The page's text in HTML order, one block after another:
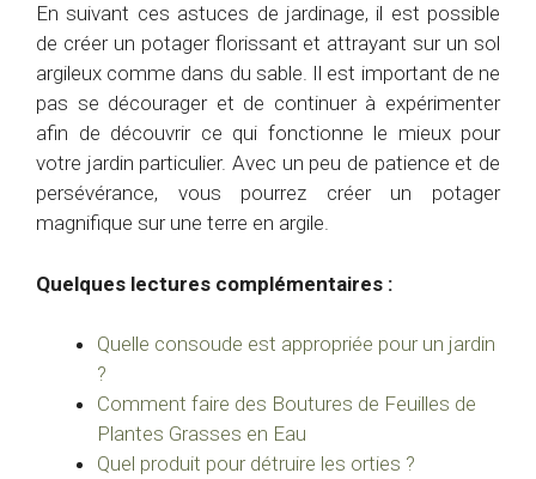
En suivant ces astuces de jardinage, il est possible
de créer un potager florissant et attrayant sur un sol
argileux comme dans du sable. Il est important de ne
pas se décourager et de continuer à expérimenter
afin de découvrir ce qui fonctionne le mieux pour
votre jardin particulier. Avec un peu de patience et de
persévérance, vous pourrez créer un potager
magnifique sur une terre en argile.
Quelques lectures complémentaires :
Quelle consoude est appropriée pour un jardin
?
Comment faire des Boutures de Feuilles de
Plantes Grasses en Eau
Quel produit pour détruire les orties ?